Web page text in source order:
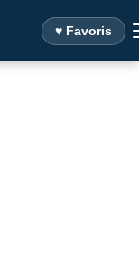
♥ Favoris